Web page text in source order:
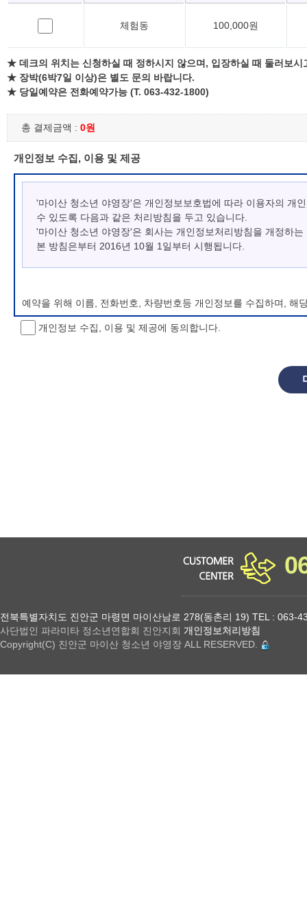
체험동 100,000원
★ 데크의 위치는 신청하실 때 정하시지 않으며, 입장하실 때 둘러보시
★ 장박(6박7일 이상)은 별도 문의 바랍니다.
★ 당일예약은 전화예약가능 (T. 063-432-1800)
총 결제금액 : 0원
개인정보 수집, 이용 및 제공
'마이산 청소년 야영장'은 개인정보보호법에 따라 이용자의 개
수 있도록 다음과 같은 처리방침을 두고 있습니다.
'마이산 청소년 야영장'은 회사는 개인정보처리방침을 개정하
본 방침은부터 2016년 10월 1일부터 시행됩니다.
예약을 위해 이름, 전화번호, 차량번호등 개인정보를 수집하며, 해
개인정보 처리방침 변경
개인정보 수집, 이용 및 제공에 동의합니다.
전북특별자치도 진안군 마령면 마이산남로 278(동촌리 19) TEL : 063-
사단법인 파라미타 정소년연합회 진안지회 개인정보처리방침
Copyright(C) 진안군 마이산 청소년 야영장 ALL RESERVED.